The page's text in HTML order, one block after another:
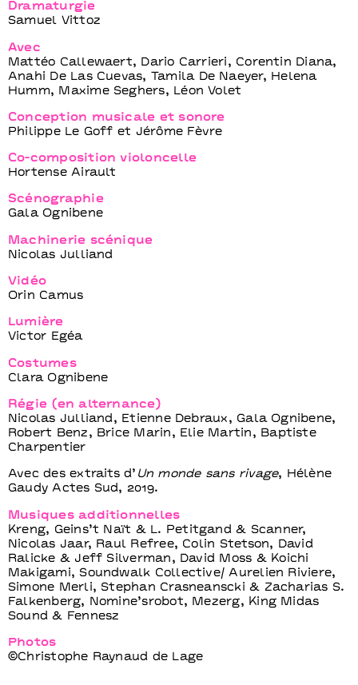
Dramaturgie
Samuel Vittoz
Avec
Mattéo Callewaert, Dario Carrieri, Corentin Diana,
Anahi De Las Cuevas, Tamila De Naeyer, Helena
Humm, Maxime Seghers, Léon Volet
Conception musicale et sonore
Philippe Le Goff et Jérôme Fèvre
Co-composition violoncelle
Hortense Airault
Scénographie
Gala Ognibene
Machinerie scénique
Nicolas Julliand
Vidéo
Orin Camus
Lumière
Victor Egéa
Costumes
Clara Ognibene
Régie (en alternance)
Nicolas Julliand, Etienne Debraux, Gala Ognibene,
Robert Benz, Brice Marin, Elie Martin, Baptiste
Charpentier
Avec des extraits d’ Un monde sans rivage, Hélène
Gaudy Actes Sud, 2019.
Musiques additionnelles
Kreng, Geins’t Naït & L. Petitgand & Scanner,
Nicolas Jaar, Raul Refree, Colin Stetson, David
Ralicke & Jeff Silverman, David Moss & Koichi
Makigami, Soundwalk Collective/ Aurelien Riviere,
Simone Merli, Stephan Crasneanscki & Zacharias S.
Falkenberg, Nomine’srobot, Mezerg, King Midas
Sound & Fennesz
Photos
©Christophe Raynaud de Lage